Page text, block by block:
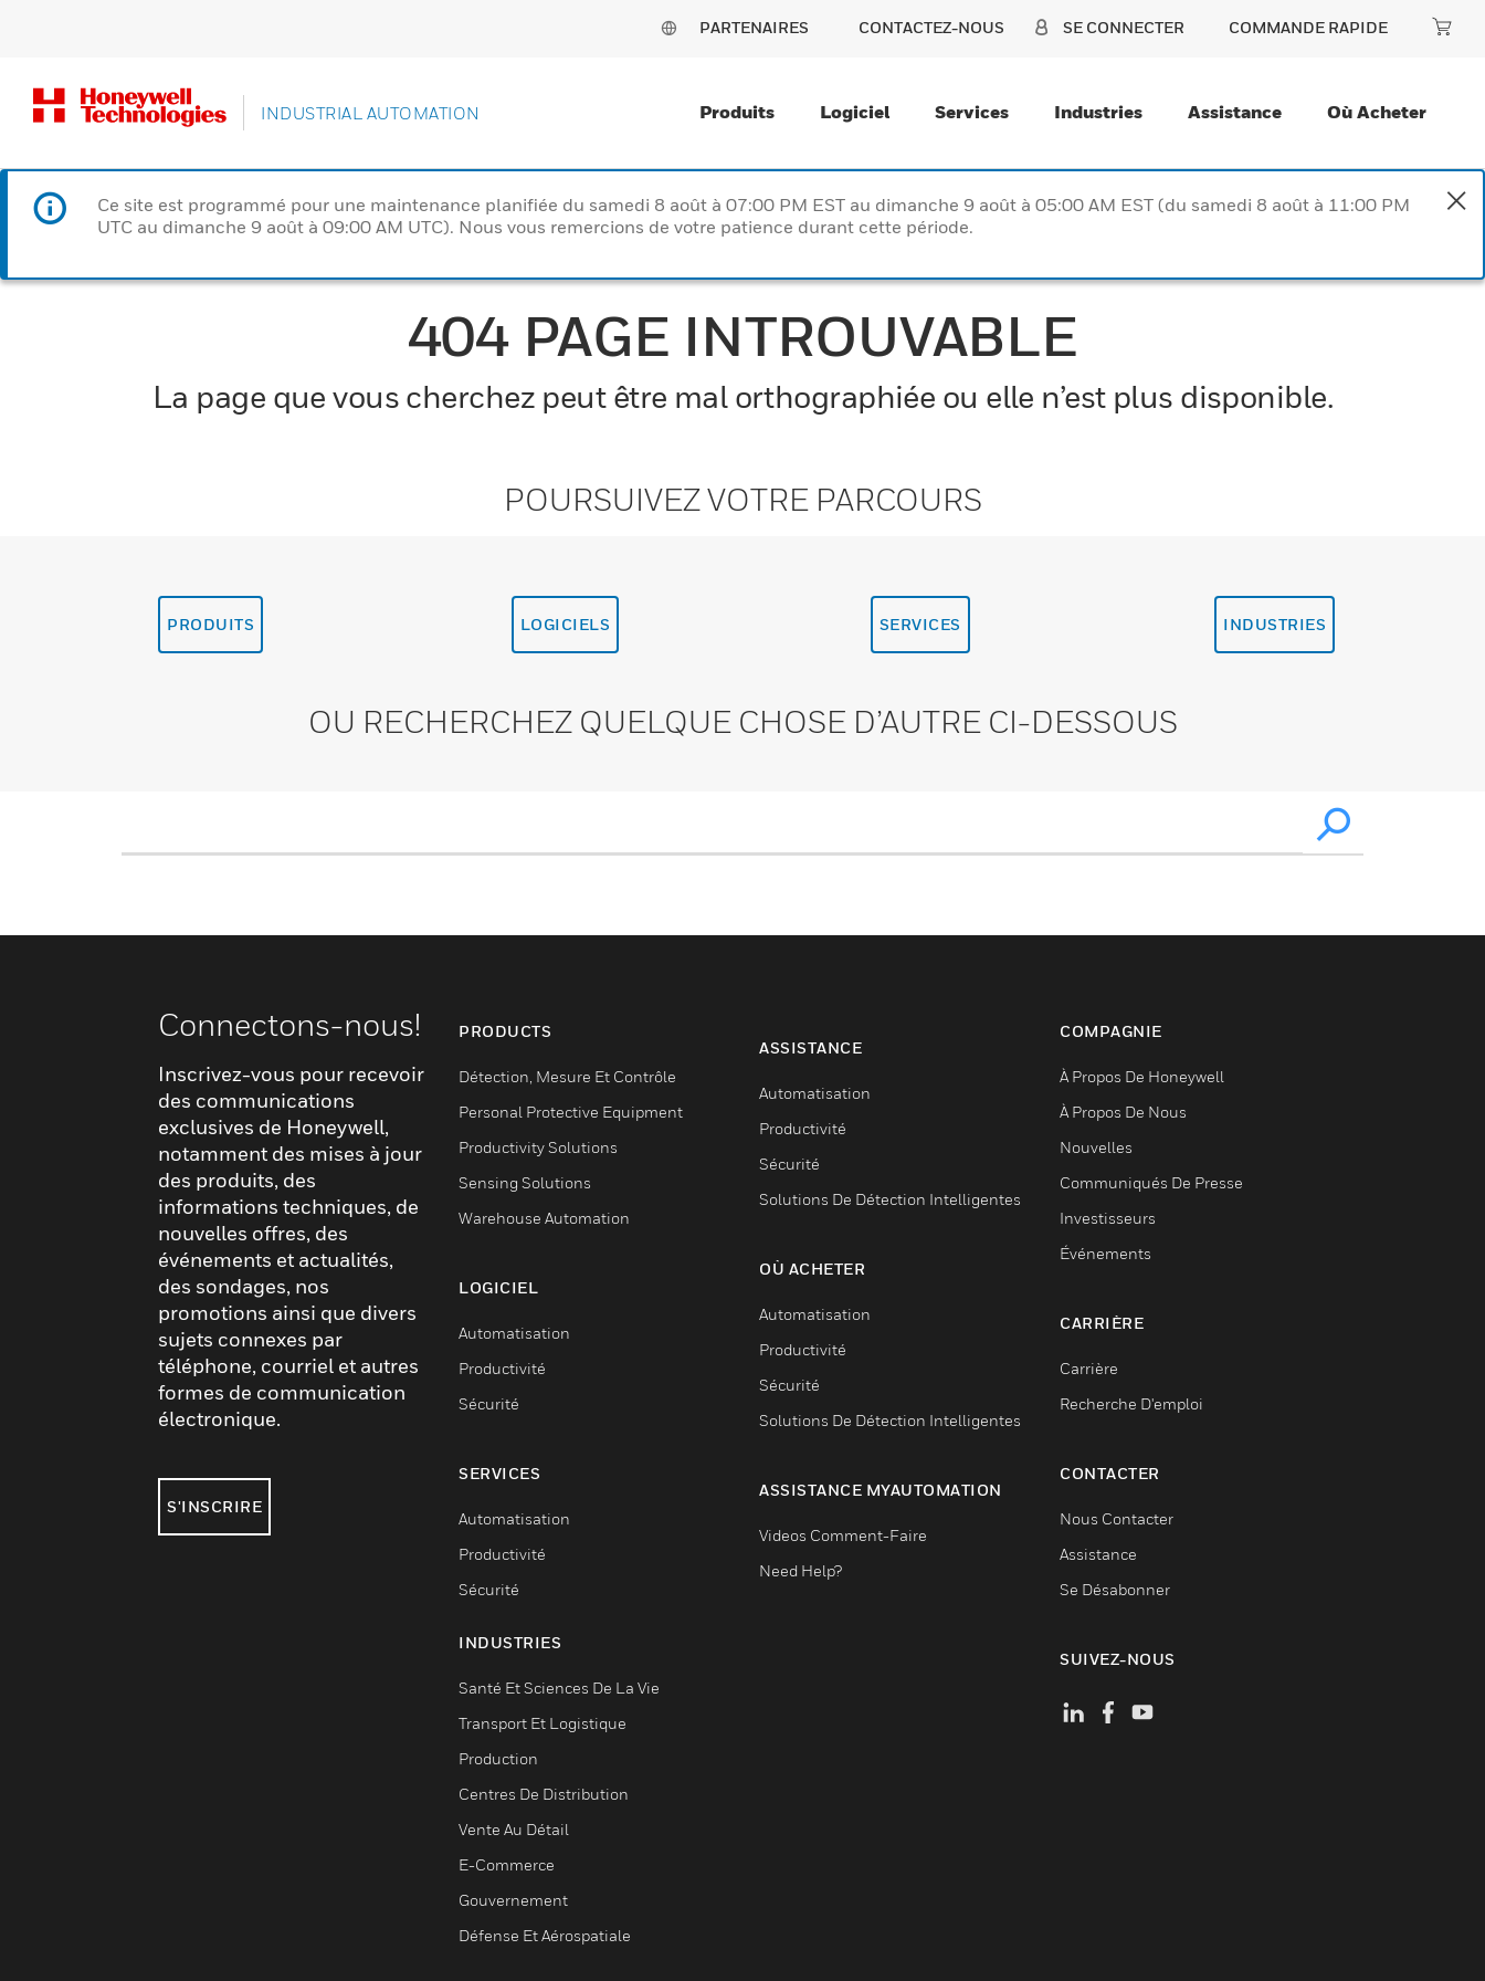
PARTENAIRES CONTACTEZ-NOUS SE CONNECTER COMMANDE RAPIDE
INDUSTRIAL AUTOMATION Produits Logiciel Services Industries Assistance Où Acheter
Ce site est programmé pour une maintenance planifiée du samedi 8 août à 07:00 PM EST au dimanche 9 août à 05:00 AM EST (du samedi 8 août à 11:00 PM
UTC au dimanche 9 août à 09:00 AM UTC). Nous vous remercions de votre patience durant cette période.
404 PAGE INTROUVABLE
La page que vous cherchez peut être mal orthographiée ou elle n’est plus disponible.
POURSUIVEZ VOTRE PARCOURS
PRODUITS LOGICIELS SERVICES INDUSTRIES
OU RECHERCHEZ QUELQUE CHOSE D’AUTRE CI-DESSOUS
Connectons-nous!
Inscrivez-vous pour recevoir
des communications
exclusives de Honeywell,
notamment des mises à jour
des produits, des
informations techniques, de
nouvelles offres, des
événements et actualités,
des sondages, nos
promotions ainsi que divers
sujets connexes par
téléphone, courriel et autres
formes de communication
électronique.
S'INSCRIRE
PRODUCTS
Détection, Mesure Et Contrôle
Personal Protective Equipment
Productivity Solutions
Sensing Solutions
Warehouse Automation
LOGICIEL
Automatisation
Productivité
Sécurité
SERVICES
Automatisation
Productivité
Sécurité
INDUSTRIES
Santé Et Sciences De La Vie
Transport Et Logistique
Production
Centres De Distribution
Vente Au Détail
E-Commerce
Gouvernement
Défense Et Aérospatiale
ASSISTANCE
Automatisation
Productivité
Sécurité
Solutions De Détection Intelligentes
OÙ ACHETER
Automatisation
Productivité
Sécurité
Solutions De Détection Intelligentes
ASSISTANCE MYAUTOMATION
Videos Comment-Faire
Need Help?
COMPAGNIE
À Propos De Honeywell
À Propos De Nous
Nouvelles
Communiqués De Presse
Investisseurs
Événements
CARRIÈRE
Carrière
Recherche D'emploi
CONTACTER
Nous Contacter
Assistance
Se Désabonner
SUIVEZ-NOUS